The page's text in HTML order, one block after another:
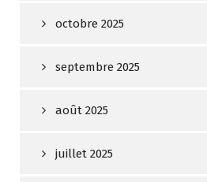
octobre 2025
septembre 2025
août 2025
juillet 2025